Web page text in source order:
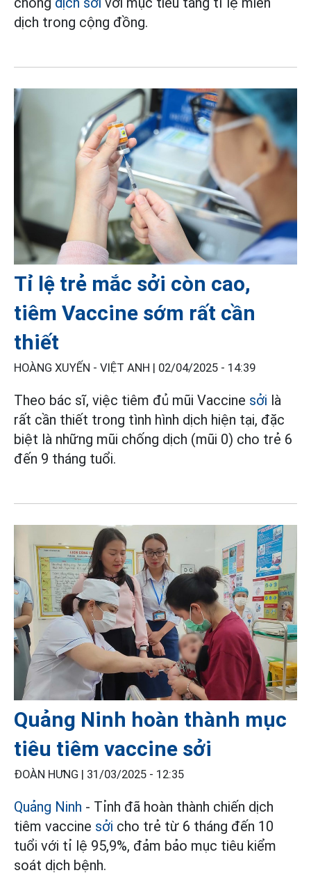
dịch trong cộng đồng.
Tỉ lệ trẻ mắc sởi còn cao,
tiêm Vaccine sớm rất cần
thiết
HOÀNG XUYẾN - VIỆT ANH | 02/04/2025 - 14:39
Theo bác sĩ, việc tiêm đủ mũi Vaccine sởi là
rất cần thiết trong tình hình dịch hiện tại, đặc
biệt là những mũi chống dịch (mũi 0) cho trẻ 6
đến 9 tháng tuổi.
Quảng Ninh hoàn thành mục
tiêu tiêm vaccine sởi
ĐOÀN HƯNG | 31/03/2025 - 12:35
Quảng Ninh - Tỉnh đã hoàn thành chiến dịch
tiêm vaccine sởi cho trẻ từ 6 tháng đến 10
tuổi với tỉ lệ 95,9%, đảm bảo mục tiêu kiểm
soát dịch bệnh.